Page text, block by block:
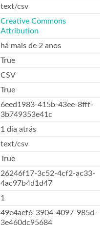
text/csv
Creative Commons
Attribution
há mais de 2 anos
True
CSV
True
6eed1983-415b-43ee-8fff-
3b749353e41c
1 dia atrás
text/csv
True
26246f17-3c52-4cf2-ac33-
4ac97b4d1d47
1
49e4aef6-3904-4097-985d-
3e460dc95684